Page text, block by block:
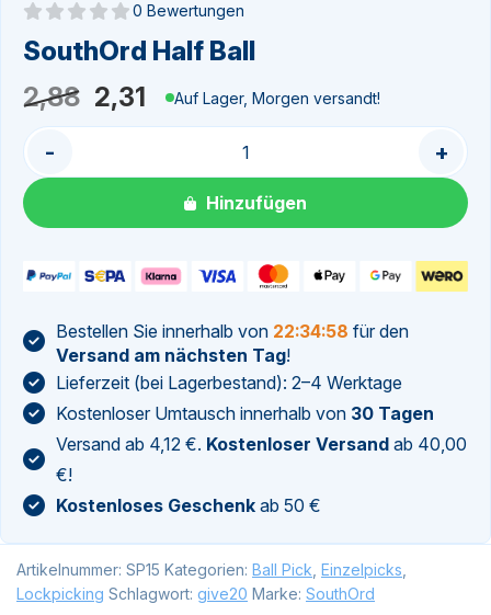
Noch keine Bewertungen
0 Bewertungen
SouthOrd Half Ball
2,88 Ursprünglicher
Preis
2,88
2,31 Aktueller
Preis
2,31.
Auf Lager, Morgen versandt!
- +
Hinzufügen
Bestellen Sie innerhalb von 22:34:57 für den
Versand am nächsten Tag!
Lieferzeit (bei Lagerbestand): 2–4 Werktage
Kostenloser Umtausch innerhalb von 30 Tagen
Versand ab 4,12 €. Kostenloser Versand ab 40,00
€!
Kostenloses Geschenk ab 50 €
Artikelnummer: SP15 Kategorien: Ball Pick Einzelpicks
Lockpicking Schlagwort: give20 Marke: SouthOrd